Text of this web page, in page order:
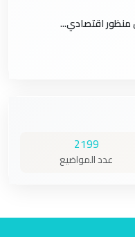
منظور اقتصادي...
2199
عدد المواضيع